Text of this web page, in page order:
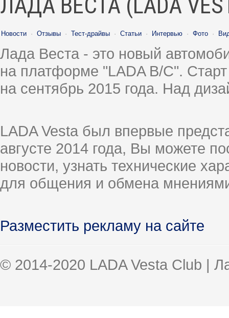
Новости · Отзывы · Тест-драйвы · Статьи · Интервью · Фото ·
Лада Веста - это новый
на платформе "LADA B/C".
на сентябрь 2015 года. Над
LADA Vesta был впервые
августе 2014 года, Вы можете
новости, узнать технические
для общения и обмена
Разместить рекламу на сайте
© 2014-2020 LADA Vesta Club |